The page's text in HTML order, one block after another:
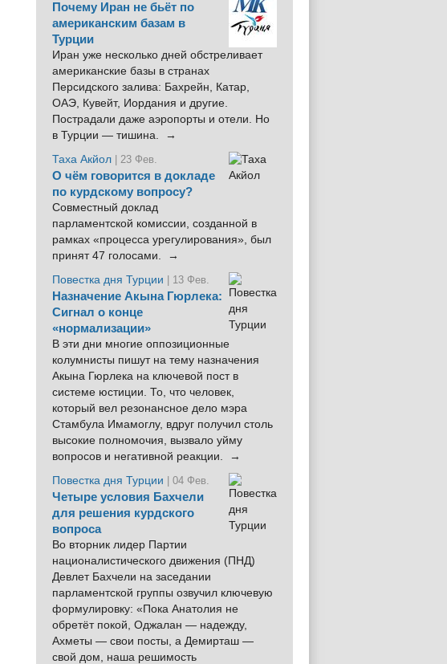
Почему Иран не бьёт по
американским базам в
Турции
Иран уже несколько дней обстреливает
американские базы в странах
Персидского залива: Бахрейн, Катар,
ОАЭ, Кувейт, Иордания и другие.
Пострадали даже аэропорты и отели. Но
в Турции — тишина. →
Таха Акйол | 23 Фев.
О чём говорится в докладе
по курдскому вопросу?
Совместный доклад
парламентской комиссии, созданной в
рамках «процесса урегулирования», был
принят 47 голосами. →
Повестка дня Турции
| 13 Фев.
Назначение Акына Гюрлека:
Сигнал о конце
«нормализации»
В эти дни многие оппозиционные
колумнисты пишут на тему назначения
Акына Гюрлека на ключевой пост в
системе юстиции. То, что человек,
который вел резонансное дело мэра
Стамбула Имамоглу, вдруг получил столь
высокие полномочия, вызвало уйму
вопросов и негативной реакции. →
Повестка дня Турции
| 04 Фев.
Четыре условия Бахчели
для решения курдского
вопроса
Во вторник лидер Партии
националистического движения (ПНД)
Девлет Бахчели на заседании
парламентской группы озвучил ключевую
формулировку: «Пока Анатолия не
обретёт покой, Оджалан — надежду,
Ахметы — свои посты, а Демирташ —
свой дом, наша решимость